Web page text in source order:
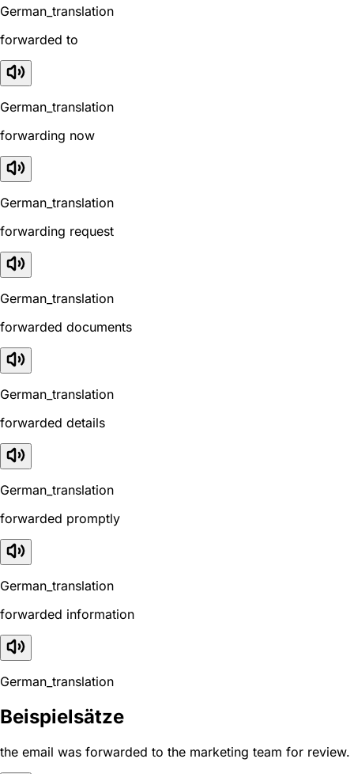
German_translation
forwarded to
German_translation
forwarding now
German_translation
forwarding request
German_translation
forwarded documents
German_translation
forwarded details
German_translation
forwarded promptly
German_translation
forwarded information
German_translation
Beispielsätze
the email was forwarded to the marketing team for review.